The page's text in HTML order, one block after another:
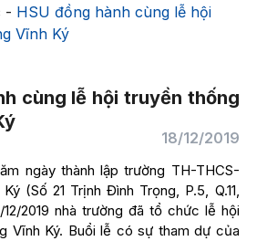
- HSU đồng hành cùng lễ hội
Vĩnh Ký
cùng lễ hội truyền thống
18/12/2019
ngày thành lập trường TH-THCS-
(Số 21 Trịnh Đình Trọng, P.5, Q.11,
2019 nhà trường đã tổ chức lễ hội
Vĩnh Ký. Buổi lễ có sự tham dự của